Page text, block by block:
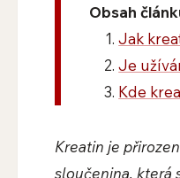
Obsah
Jak
Je
Kde
Kreatin je
sloučenina, která